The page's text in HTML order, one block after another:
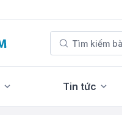
Tin tức